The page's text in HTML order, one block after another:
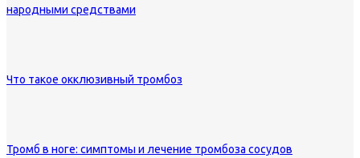
народными средствами
Что такое окклюзивный тромбоз
Тромб в ноге: симптомы и лечение тромбоза сосудов